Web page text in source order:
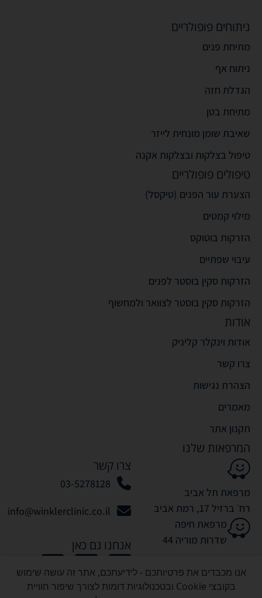
ניתוחים פופולריים
מתיחת פנים
ניתוח אף
הגדלת חזה
מתיחת בטן
שאיבת שומן מונחית לייזר
טיפול בצלקות ובצלקות אקנה
טיפולים פופולריים
הצערת עור הפנים (טיקסל)
מילוי קמטים
הזרקות בוטוקס
עיבוי שפתיים
הזרקות סקין בוסטר לפנים
הזרקות סקין בוסטר לצוואר ולמחשוף
אודות
אודות וינקלר קליניק
צרו קשר
הצהרת נגישות
מאמרים
תקנון אתר
המרפאות שלנו
מרפאת תל אביב
רח׳ ברזיל 17, רמת אביב
מרפאת חיפה
שדרות מוריה 44
צרו קשר
03-5278128
info@winklerclinic.co.il
אנחנו גם כאן
אנו מכבדים את פרטיותכם - לידיעתכם, אתר זה עושה שימוש
בקובצי Cookie ובטכנולוגיות דומות לצורך שיפור חוויית